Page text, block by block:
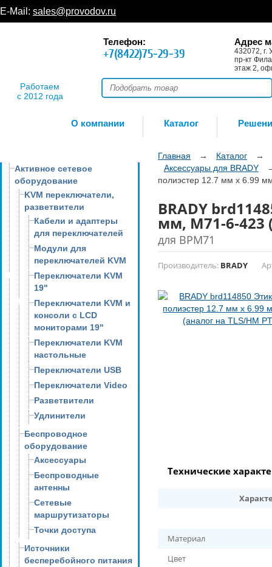
E-Mail: sales@provodov.ru
Работаем
с 2012 года
Телефон:
+7(8422)75-29-39
Адрес
432072, г.
пр-кт
этаж 2,
О компании Каталог
Активное сетевое
оборудование
KVM переключатели,
разветвители
Кабели и адаптеры
для переключателей
Модули для
переключателей KVM
Переключатели KVM
19"
Переключатели KVM и
консоли с LCD
мониторами 19"
Переключатели KVM
настольные
Переключатели USB
Переключатели Video
Разветвители
Удлинители
Беспроводное
оборудование
Аксессуары
Беспроводные
антенны
Сетевые
маршрутизаторы
Точки доступа
Источники
бесперебойного питания
Главная → Каталог
→
Аксессуары для BRADY
полиэстер 12.7 мм х 6.99
BRADY
мм, M71-6-423
для BPM71
Производитель: BRADY
Технические
Материал
Цвет